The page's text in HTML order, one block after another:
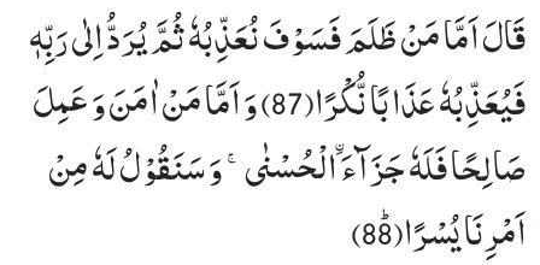
قَالَ اَمَّا مَنْ ظَلَمَ فَسَوْفَ نُعَذِّبُهٗ ثُمَّ یُرَدُّ اِلٰى رَبِّهٖ
فَیُعَذِّبُهٗ عَذَابًا نُّكْرًا(87) وَ اَمَّا مَنْ اٰمَنَ وَ عَمِلَ
صَالِحًا فَلَهٗ جَزَآءَ اﰳلْحُسْنٰىۚ- وَ سَنَقُوْلُ لَهٗ مِنْ
اَمْرِنَا یُسْرًاﭤ(88)